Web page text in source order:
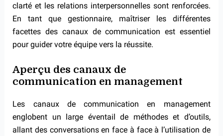
clarté et les relations interpersonnelles sont renforcées.
En tant que gestionnaire, maîtriser les différentes
facettes des canaux de communication est essentiel
pour guider votre équipe vers la réussite.
Aperçu des canaux de
communication en management
Les canaux de communication en management
englobent un large éventail de méthodes et d’outils,
allant des conversations en face à face à l’utilisation de